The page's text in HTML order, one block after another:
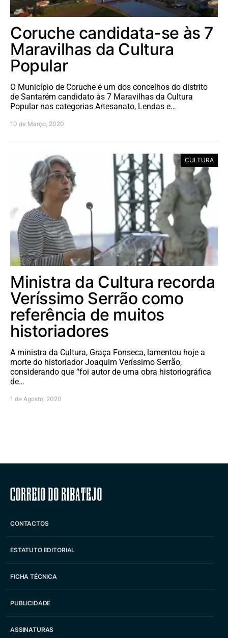
Coruche candidata-se às 7
Maravilhas da Cultura
Popular
O Município de Coruche é um dos concelhos do distrito
de Santarém candidato às 7 Maravilhas da Cultura
Popular nas categorias Artesanato, Lendas e…
10 de Março, 2020
CULTURA
Ministra da Cultura recorda
Veríssimo Serrão como
referência de muitos
historiadores
A ministra da Cultura, Graça Fonseca, lamentou hoje a
morte do historiador Joaquim Veríssimo Serrão,
considerando que “foi autor de uma obra historiográfica
de…
1 de Agosto, 2020
Correio do Ribatejo
CONTACTOS
ESTATUTO EDITORIAL
FICHA TÉCNICA
PUBLICIDADE
ASSINATURAS